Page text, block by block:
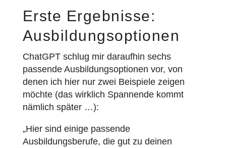
Erste Ergebnisse:
Ausbildungsoptionen
ChatGPT schlug mir daraufhin sechs
passende Ausbildungsoptionen vor, von
denen ich hier nur zwei Beispiele zeigen
möchte (das wirklich Spannende kommt
nämlich später …):
„Hier sind einige passende
Ausbildungsberufe, die gut zu deinen